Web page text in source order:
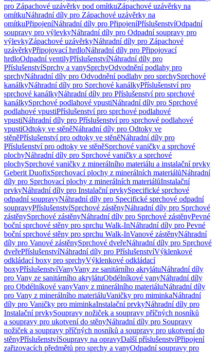
pro Zápachové uzávěrky pod omítkuZápachové uzávěrky na
omítkuNáhradní díly pro Zápachové uzávěrky na
omítkuPřipojeníNáhradní díly pro PřipojeníPříslušenstvíOdpadní
soupravy pro výlevkyNáhradní díly pro Odpadní soupravy pro
výlevkyZápachové uzávěrkyNáhradní díly pro Zápachové
uzávěrkyPřipojovací hrdloNáhradní díly pro Připojovací
hrdloOdpadní ventilyPříslušenstvíNáhradní díly pro
PříslušenstvíSprchy a vanySprchyOdvodnění podlahy pro
sprchyNáhradní díly pro Odvodnění podlahy pro sprchySprchové
kanálkyNáhradní díly pro Sprchové kanálkyPříslušenství pro
sprchové kanálkyNáhradní díly pro Příslušenství pro sprchové
kanálkySprchové podlahové vpustiNáhradní díly pro Sprchové
podlahové vpustiPříslušenství pro sprchové podlahové
vpustiNáhradní díly pro Příslušenství pro sprchové podlahové
vpustiOdtoky ve stěněNáhradní díly pro Odtoky ve
stěněPříslušenství pro odtoky ve stěněNáhradní díly pro
Příslušenství pro odtoky ve stěněSprchové vaničky a sprchové
plochyNáhradní díly pro Sprchové vaničky a sprchové
plochySprchové vaničky z minerálního materiálu a instalační prvky
Geberit DuofixSprchovací plochy z minerálních materiálůNáhradní
díly pro Sprchovací plochy z minerálních materiálůInstalační
prvkyNáhradní díly pro Instalační prvkySpecifické sprchové
odpadní soupravyNáhradní díly pro Specifické sprchové odpadní
soupravyPříslušenstvíSprchové zástěnyNáhradní díly pro Sprchové
zástěnySprchové zástěnyNáhradní díly pro Sprchové zástěnyPevné
boční sprchové stěny pro sprchu Walk-InNáhradní díly pro Pevné
boční sprchové stěny pro sprchu Walk-InVanové zástěnyNáhradní
díly pro Vanové zástěnySprchové dveřeNáhradní díly pro Sprchové
dveřePříslušenstvíNáhradní díly pro PříslušenstvíVýklenkové
odkládací boxy pro sprchyVýklenkové odkládací
boxyPříslušenstvíVanyVany ze sanitárního akrylátuNáhradní díly
pro Vany ze sanitárního akrylátuObdélníkové vanyNáhradní díly
pro Obdélníkové vanyVany z minerálního materiáluNáhradní díly
pro Vany z minerálního materiáluVaničky pro miminkaNáhradní
díly pro Vaničky pro miminkaInstalační prvkyNáhradní díly pro
Instalační prvkySoupravy nožiček a soupravy příčných nosníků
a soupravy pro ukotvení do stěnyNáhradní díly pro Soupravy
nožiček a soupravy příčných nosníků a soupravy pro ukotvení do
stěnyPříslušenstvíSoupravy na opravyDalší příslušenstvíPřipojení
zařizovacích předmětů pro sprchy a vanyOdpadní soupravy pro